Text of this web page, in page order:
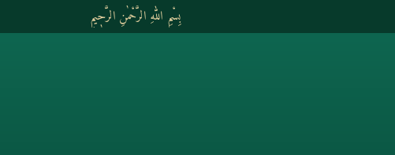
بِسْمِ اللّٰهِ الرَّحْمٰنِ الرَّحٖيمِ